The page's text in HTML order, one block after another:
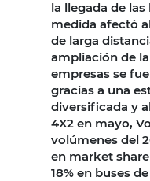
la llegada de
medida afectó
de larga
ampliación de
empresas se
gracias a una
diversificada y
4X2 en mayo,
volúmenes del
en market
18% en buses